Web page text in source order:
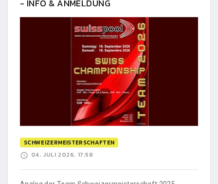
- INFO & ANMELDUNG
SCHWEIZERMEISTERSCHAFTEN
04. JULI 2026, 17:58